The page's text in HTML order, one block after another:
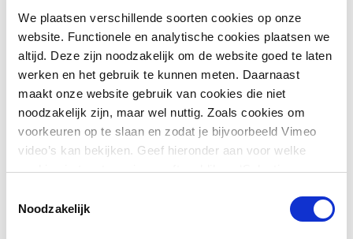
We plaatsen verschillende soorten cookies op onze
website. Functionele en analytische cookies plaatsen we
altijd. Deze zijn noodzakelijk om de website goed te laten
werken en het gebruik te kunnen meten. Daarnaast
maakt onze website gebruik van cookies die niet
noodzakelijk zijn, maar wel nuttig. Zoals cookies om
voorkeuren op te slaan en zodat je bijvoorbeeld Vimeo
video’s kan bekijken. Geef hieronder aan voor welke
cookies je toestemming geeft en klik op ‘Selectie
akkoord met het plaatsen van alle cookies.
Meer over
Noodzakelijk
voor de verschillende assets bepaald wanneer
onderhoudsmaatregelen nodig zijn om de haven in een
goede conditie te houden. De kosten voor de verschillende
onderhoudsmaatregelen zijn bepaald aan de hand van
kengetallen en SSK ramingen van Witteveen+Bos.
Tezamen heeft dit geleid tot een rapportage waarin
eenduidig wordt waar de risico’s en grootste kostenposten
van de haven zitten en welke onderhoudsmaatregelen er
benodigd zijn.
"Door inzicht te hebben in de